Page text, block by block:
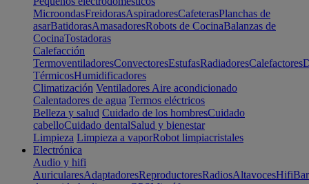
MicroondasFreidorasAspiradoresCafeterasPlanchas de
asarBatidorasAmasadoresRobots de CocinaBalanzas de
CocinaTostadoras
Calefacción
TermoventiladoresConvectoresEstufasRadiadoresCalefactores
TérmicosHumidificadores
Climatización Ventiladores Aire acondicionado
Calentadores de agua Termos eléctricos
Belleza y salud Cuidado de los hombresCuidado
cabelloCuidado dentalSalud y bienestar
Limpieza Limpieza a vaporRobot limpiacristales
Electrónica
Audio y hifi
AuricularesAdaptadoresReproductoresRadiosAltavocesHifi